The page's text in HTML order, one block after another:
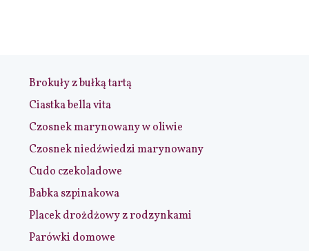
Brokuły z bułką tartą
Ciastka bella vita
Czosnek marynowany w oliwie
Czosnek niedźwiedzi marynowany
Cudo czekoladowe
Babka szpinakowa
Placek drożdżowy z rodzynkami
Parówki domowe